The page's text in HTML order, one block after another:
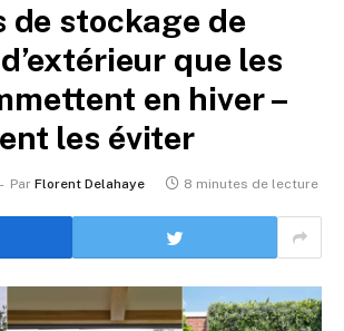
de stockage de
que les
en hiver –
les éviter
Par Florent Delahaye 8 minutes de lecture